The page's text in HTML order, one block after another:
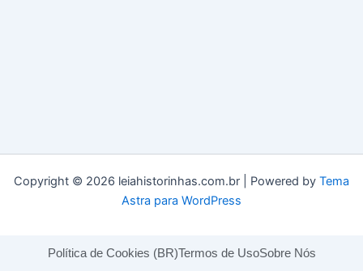
Copyright © 2026 leiahistorinhas.com.br | Powered by Tema
Astra para WordPress
Política de Cookies (BR)Termos de UsoSobre Nós